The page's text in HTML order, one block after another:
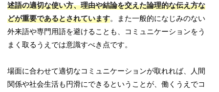
述語の適切な使い方、理由や結論を交えた論理的な伝え方な
どが重要であるとされています。また一般的になじみのない
外来語や専門用語を避けることも、コミュニケーションをう
まく取るうえでは意識すべき点です。
場面に合わせて適切なコミュニケーションが取れれば、人間
関係や社会生活も円滑にできるということが、働くうえでコ